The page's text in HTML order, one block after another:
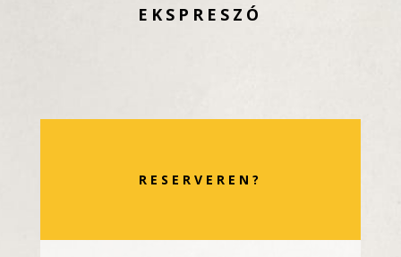
EKSPRESZÓ
RESERVEREN?